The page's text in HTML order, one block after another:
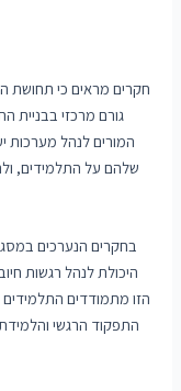
חקרים מראים כי תחושת
גורם מרכזי בבניית
המורים לנהל מערכות
שלהם על התלמידים,
בחקרים הנערכים
היכולת לנהל רגשות
הזו מתמודדים
התפקוד הרגשי